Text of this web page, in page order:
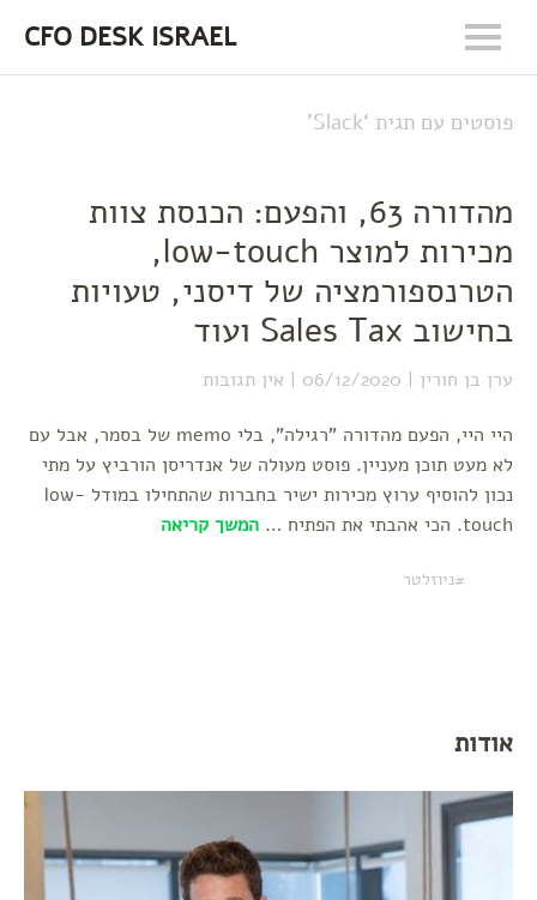
CFO DESK ISRAEL
פוסטים עם תגית ‘Slack
’
מהדורה 63, והפעם: הכנסת צוות
מכירות למוצר low-touch,
הטרנספורמציה של דיסני, טעויות
בחישוב Sales Tax ועוד
ערן בן חורין 06/12/2020 אין תגובות
היי היי, הפעם מהדורה "רגילה", בלי memo של בסמר, אבל עם
לא מעט תוכן מעניין. פוסט מעולה של אנדריסן הורביץ על מתי
נכון להוסיף ערוץ מכירות ישיר בחברות שהתחילו במודל low-
touch. הכי אהבתי את הפתיח …
המשך קריאה
ניוזלטר
אודות